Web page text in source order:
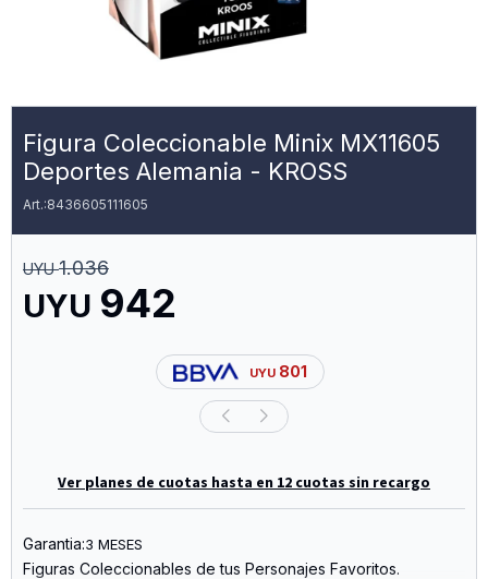
Figura Coleccionable Minix MX11605
Deportes Alemania - KROSS
8436605111605
UYU 942
UYU 1.036
UYU 801
Ver planes de cuotas hasta en 12 cuotas sin recargo
Garantia:3 MESES
Figuras Coleccionables de tus Personajes Favoritos.